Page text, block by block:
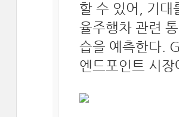
할 수 있어, 기대
율주행차 관련
습을 예측한다.
엔드포인트 시